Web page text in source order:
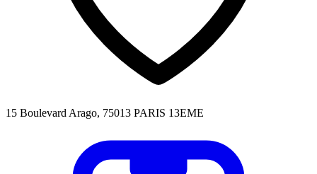
15 Boulevard Arago, 75013 PARIS 13EME